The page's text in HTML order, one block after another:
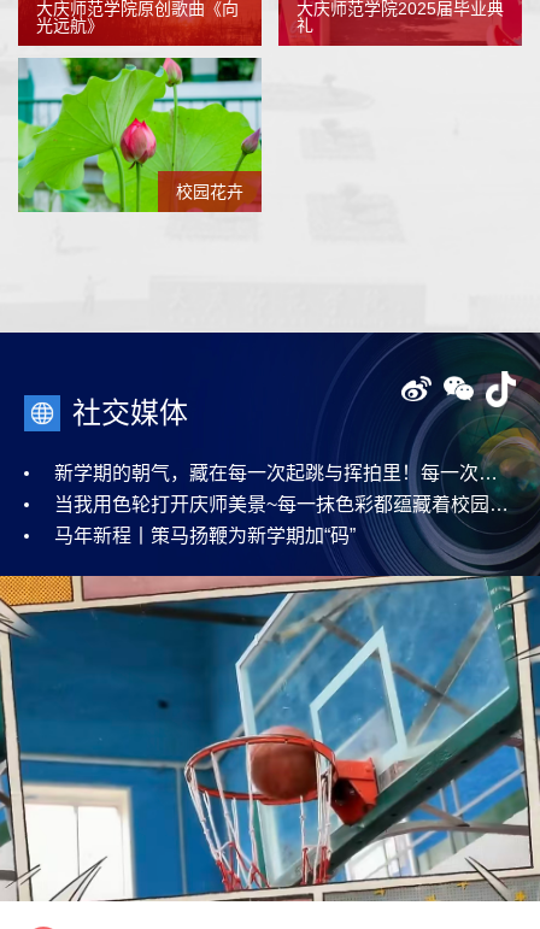
大庆师范学院原创歌曲《向
光远航》
大庆师范学院2025届毕业典
礼
校园花卉
社交媒体
新学期的朝气，藏在每一次起跳与挥拍里！每一次跃动，都是新学期的朝气序章！
当我用色轮打开庆师美景~每一抹色彩都蕴藏着校园的浪漫与诗意
马年新程丨策马扬鞭为新学期加“码”